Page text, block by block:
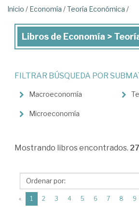
Inicio / Economía /Teoría Económica /
Libros
Economía
Teoría
Económica
Libros de Economía >
FILTRAR BÚSQUEDA POR
Macroeconomía
Microeconomía
Mostrando libros encontrados.
« 1 (current)
2 3 4 5 6 7 8 9